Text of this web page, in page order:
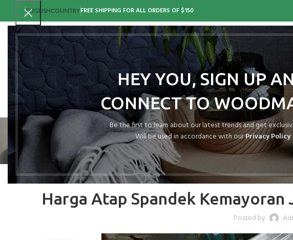
HEY YOU, SIGN UP
CONNECT TO
Be the first to learn about our latest trends and get
Will be used in accordance with ourPrivacy Policy
ENGLISHCOUNTRYFREE SHIPPING FOR ALL ORDERS OF $150
Harga Atap Spandek
Posted by